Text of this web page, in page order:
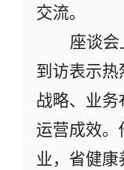
交流。
座谈会
到访表示热
战略、业务
运营成效。
业， 省健康